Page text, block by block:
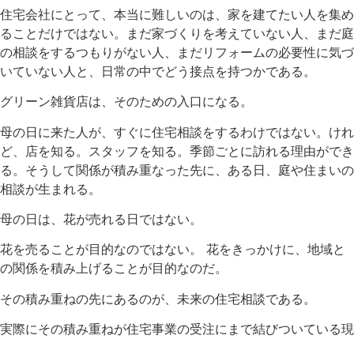
住宅会社にとって、本当に難しいのは、家を建てたい人を集め
ることだけではない。まだ家づくりを考えていない人、まだ庭
の相談をするつもりがない人、まだリフォームの必要性に気づ
いていない人と、日常の中でどう接点を持つかである。
グリーン雑貨店は、そのための入口になる。
母の日に来た人が、すぐに住宅相談をするわけではない。けれ
ど、店を知る。スタッフを知る。季節ごとに訪れる理由ができ
る。そうして関係が積み重なった先に、ある日、庭や住まいの
相談が生まれる。
母の日は、花が売れる日ではない。
花を売ることが目的なのではない。 花をきっかけに、地域と
の関係を積み上げることが目的なのだ。
その積み重ねの先にあるのが、未来の住宅相談である。
実際にその積み重ねが住宅事業の受注にまで結びついている現